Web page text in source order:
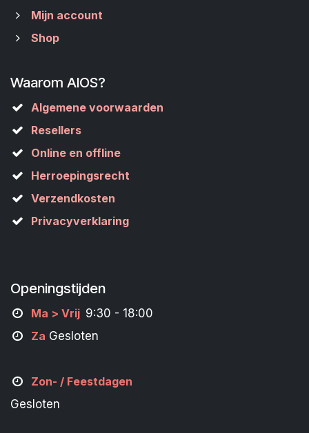
Mijn account
Shop
Waarom AIOS?
Algemene voorwaarden
Resellers
Online en offline
Herroepingsrecht
Verzendkosten
Privacyverklaring
Openingstijden
Ma > Vrij 9:30 - 18:00
Za Gesloten
Zon- / Feestdagen
Gesloten